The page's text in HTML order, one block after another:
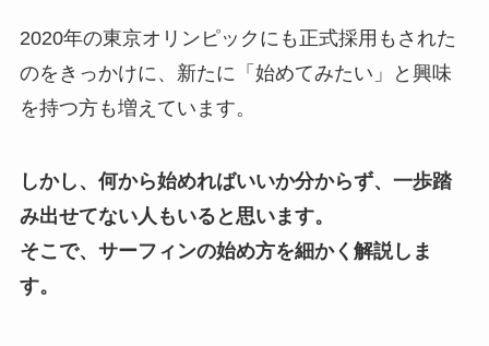
2020年の東京オリンピックにも正式採用もされた
のをきっかけに、新たに「始めてみたい」と興味
を持つ方も増えています。
しかし、 何から始めればいいか分からず、一歩踏
み出せてない人もいると思います。
そこで、サーフィンの始め方を細かく解説しま
す。